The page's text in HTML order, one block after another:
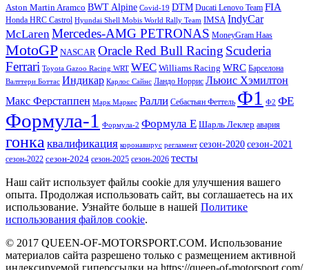
Aston Martin Aramco BWT Alpine Covid-19 DTM Ducati Lenovo Team FIA
Honda HRC Castrol Hyundai Shell Mobis World Rally Team IMSA IndyCar
McLaren Mercedes-AMG PETRONAS MoneyGram Haas
MotoGP NASCAR Oracle Red Bull Racing Scuderia
Ferrari Toyota Gazoo Racing WRT WEC Williams Racing WRC Барселона
Валттери Боттас Индикар Карлос Сайнс Ландо Норрис Льюис Хэмилтон
Макс Ферстаппен Марк Маркес Ралли Себастьян Феттель Ф1 Ф2 ФЕ
Формула-1 Формула-2 Формула Е Шарль Леклер авария
гонка квалификация коронавирус регламент сезон-2020сезон-2021
сезон-2022 сезон-2024 сезон-2025 сезон-2026 тесты
Наш сайт использует файлы cookie для улучшения вашего
опыта. Продолжая использовать сайт, вы соглашаетесь на их
использование. Узнайте больше в нашей Политике
использования файлов cookie.
© 2017 QUEEN-OF-MOTORSPORT.COM. Использование
материалов сайта разрешено только с размещением активной
индексируемой гиперссылки на https://queen-of-motorsport.com/